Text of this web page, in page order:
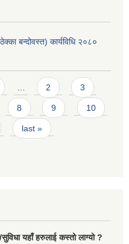
बन्दोवस्त) कार्यविधि २०८०
… 2 3
8 9 10
last »
यहाँ हरुलाई कस्तो लाग्यो ?